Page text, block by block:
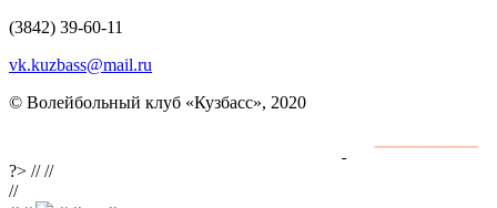
(3842) 39-60-11
vk.kuzbass@mail.ru
© Волейбольный клуб «Кузбасс», 2020
?> ////
//